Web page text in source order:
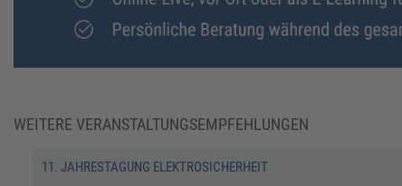
WEITERE VERANSTALTUNGSEMPFEHLUNGEN
11. JAHRESTAGUNG ELEKTROSICHERHEIT